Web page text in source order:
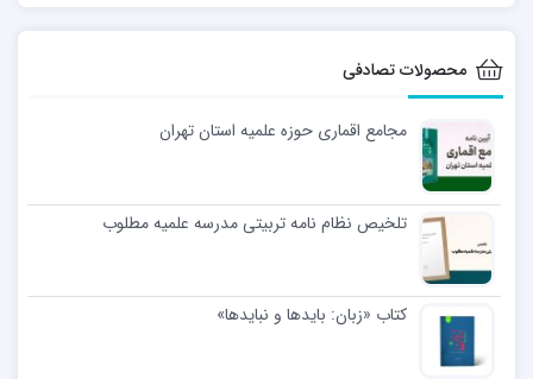
محصولات تصادفی
مجامع اقماری حوزه علمیه استان تهران
تلخیص نظام نامه تربیتی مدرسه علمیه مطلوب
کتاب «زبان: بایدها و نبایدها»